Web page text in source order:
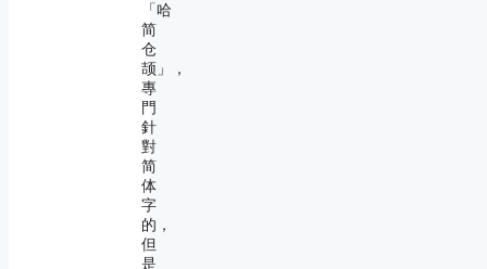
「哈
简
仓
颉」，
專
門
針
對
简
体
字
的，
但
是